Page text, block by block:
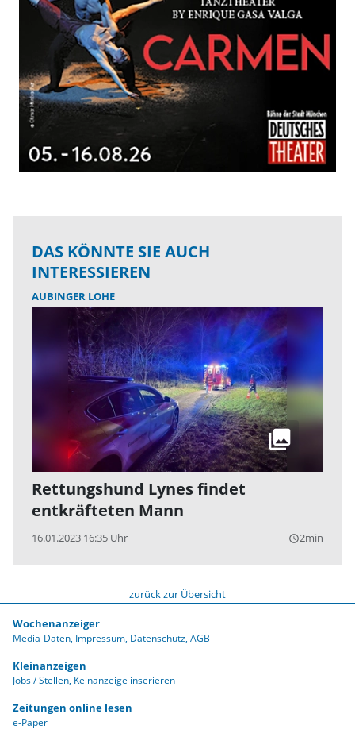
DAS KÖNNTE SIE AUCH
INTERESSIEREN
AUBINGER LOHE
Rettungshund Lynes findet
entkräfteten Mann
16.01.2023 16:35 Uhr query_builder2min
zurück zur Übersicht
Wochenanzeiger
Media-Daten Impressum Datenschutz AGB
Kleinanzeigen
Jobs / Stellen Keinanzeige inserieren
Zeitungen online lesen
e-Paper